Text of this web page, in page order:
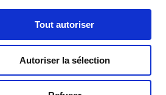
Tout autoriser
Autoriser la sélection